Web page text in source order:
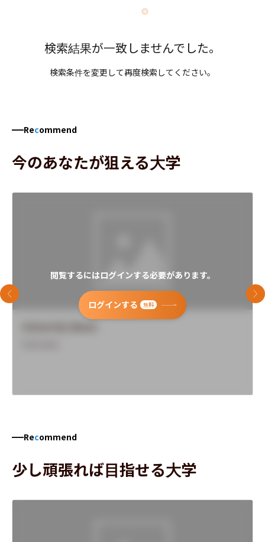
検索結果が一致しませんでした。
検索条件を変更して再度検索してください。
Recommend
今のあなたが狙える大学
閲覧するにはログインする必要があります。
ログインする 無料
前のスライド 次
Recommend
少し頑張れば目指せる大学